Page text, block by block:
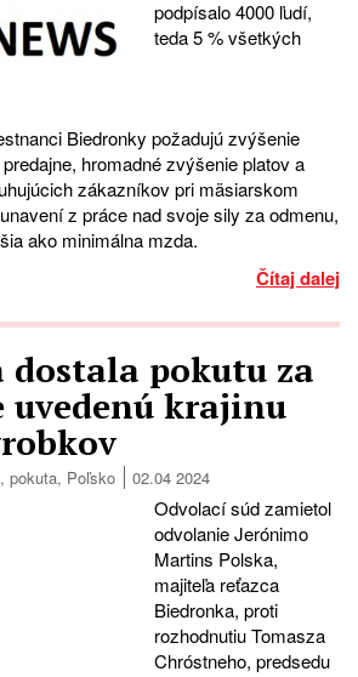
podpísalo 4000 ľudí,
teda 5 % všetkých
Biedronky požadujú zvýšenie
hromadné zvýšenie platov a
zákazníkov pri mäsiarskom
z práce nad svoje sily za odmenu,
ako minimálna mzda.
Čítaj dalej
dostala pokutu za
uvedenú krajinu
, pokuta, Poľsko 02.04 2024
Odvolací súd zamietol
odvolanie Jerónimo
Martins Polska,
majiteľa reťazca
Biedronka, proti
rozhodnutiu Tomasza
Chróstneho, predsedu